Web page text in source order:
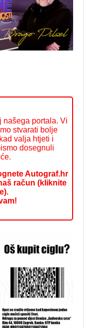
našega portala. Vi
stvarati bolje
valja htjeti i
dosegnuli
Autograf.hr
račun (kliknite